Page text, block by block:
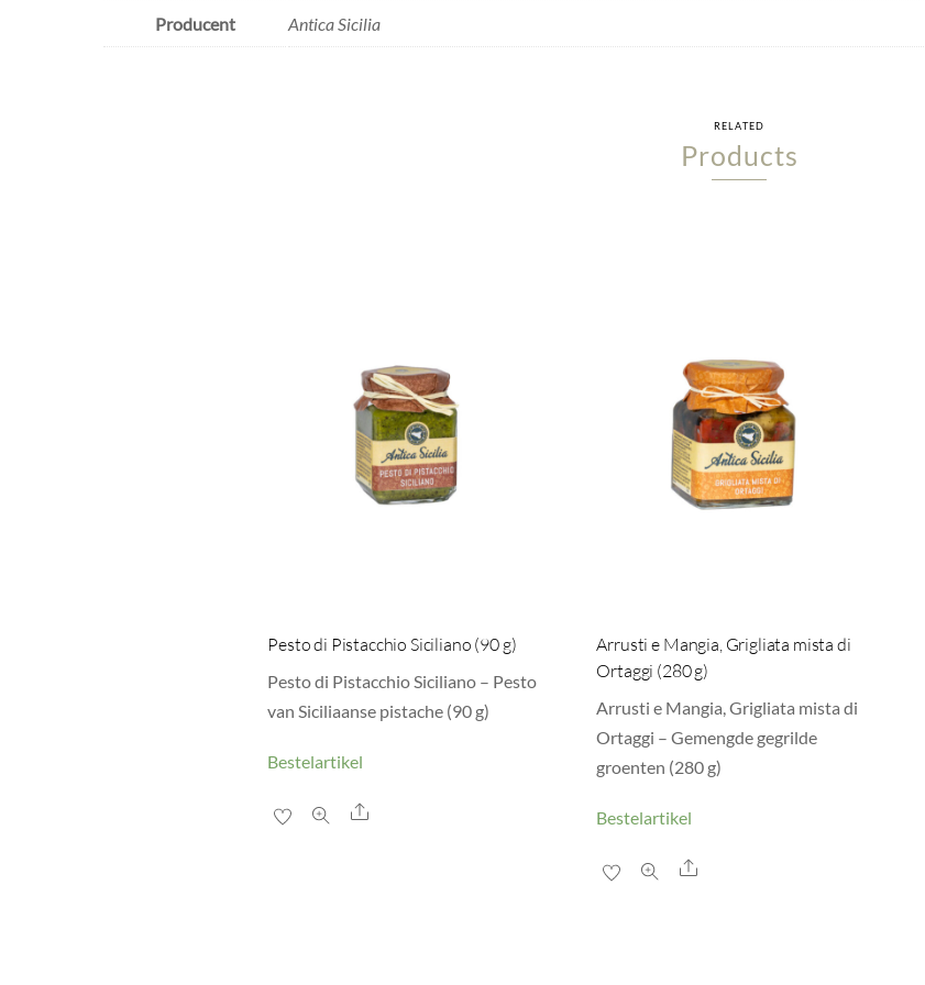
Producent Antica Sicilia
RELATED
Products
Pesto di Pistacchio Siciliano (90 g)
Pesto di Pistacchio Siciliano – Pesto
van Siciliaanse pistache (90 g)
Bestelartikel
Share
Arrusti e Mangia, Grigliata mista di
Ortaggi (280 g)
Arrusti e Mangia, Grigliata mista di
Ortaggi – Gemengde gegrilde
groenten (280 g)
Bestelartikel
Share